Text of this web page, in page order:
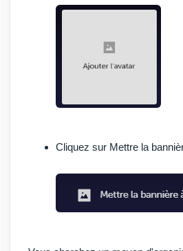
Cliquez sur Mettre la